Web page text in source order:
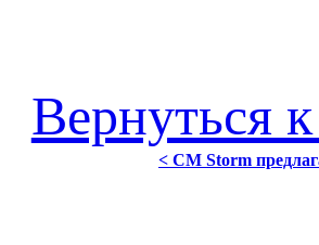
Вернуться
< CM Storm